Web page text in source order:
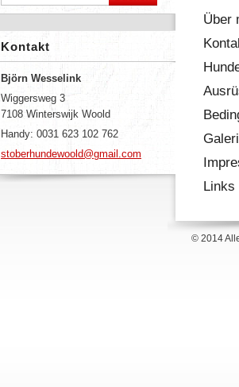
Über
Links
Kontakt
Björn Wesselink
Wiggersweg 3
7108 Winterswijk Woold
Handy: 0031 623 102 762
stoberhundewoold@gmail.com
© 2014